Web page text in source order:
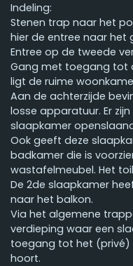
Indeling:
Stenen trap naar het
hier de entree naar het
Entree op de tweede
Gang met toegang tot
ligt de ruime
Aan de achterzijde
losse apparatuur. Er
slaapkamer
Ook geeft deze
badkamer die is
wastafelmeubel. Het
De 2de slaapkamer
naar het balkon.
Via het algemene
verdieping waar een
toegang tot het (privé)
hoort.